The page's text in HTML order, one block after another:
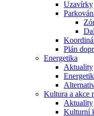
Uzavírky
Plán
Energetika
Aktuality
Kultura a akce
Aktuality
Kulturní